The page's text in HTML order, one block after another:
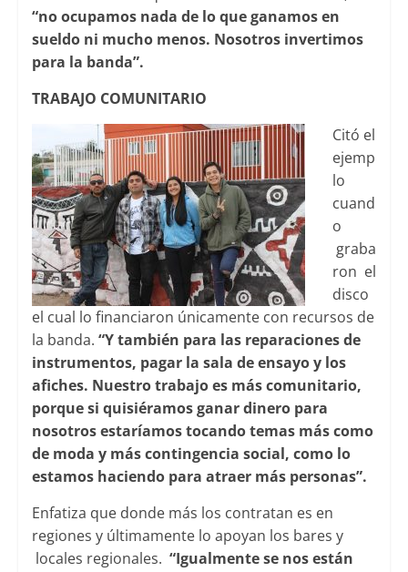
“no ocupamos nada de lo que ganamos en
sueldo ni mucho menos. Nosotros invertimos
para la banda”.
TRABAJO COMUNITARIO
Citó el
ejemp
lo
cuand
o
graba
ron el
disco
el cual lo financiaron únicamente con recursos de
la banda. “Y también para las reparaciones de
instrumentos, pagar la sala de ensayo y los
afiches. Nuestro trabajo es más comunitario,
porque si quisiéramos ganar dinero para
nosotros estaríamos tocando temas más como
de moda y más contingencia social, como lo
estamos haciendo para atraer más personas”.
Enfatiza que donde más los contratan es en
regiones y últimamente lo apoyan los bares y
locales regionales. “Igualmente se nos están